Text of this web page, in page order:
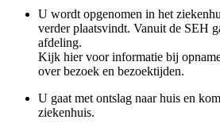
U wordt opgenomen in het
verder plaatsvindt. Vanuit de SEH
afdeling.
Kijk hier voor informatie bij
over bezoek en bezoektijden.
U gaat met ontslag naar huis en
ziekenhuis.